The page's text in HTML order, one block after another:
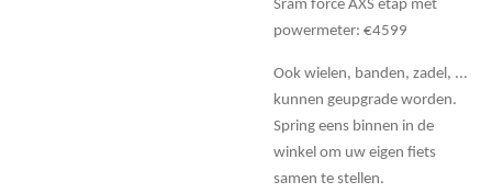
Sram force AXS etap met
powermeter: €4599
Ook wielen, banden, zadel, ...
kunnen geupgrade worden.
Spring eens binnen in de
winkel om uw eigen fiets
samen te stellen.